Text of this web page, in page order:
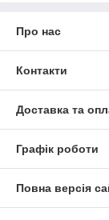
Про нас
Контакти
Доставка та
Графік роботи
Повна версія